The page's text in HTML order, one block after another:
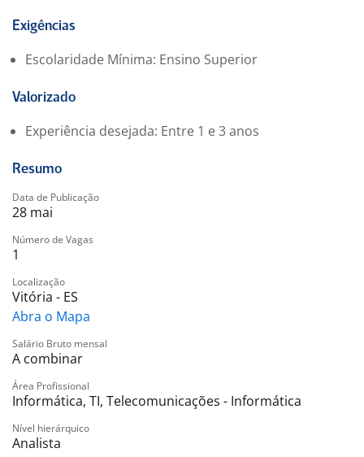
Atuar na prevenção e resolução de falhas, orientando
operacionais.
Exigências
Escolaridade Mínima: Ensino Superior
Valorizado
Experiência desejada: Entre 1 e 3 anos
Resumo
Data de Publicação
28 mai
Número de Vagas
1
Localização
Vitória - ES
Abra o Mapa
Salário Bruto mensal
A combinar
Área Profissional
Informática, TI, Telecomunicações - Informática
Nível hierárquico
Analista